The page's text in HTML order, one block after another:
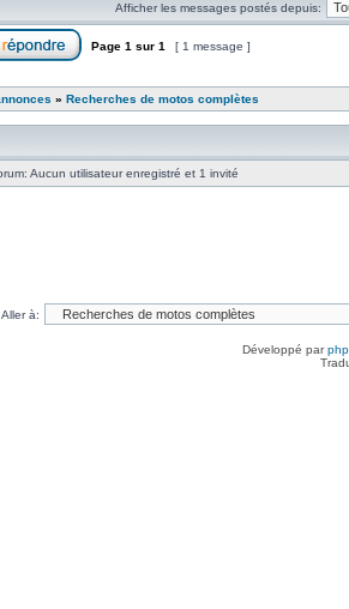
Afficher les messages postés depuis:
Page 1 sur 1 [ 1 message ]
» Recherches de motos complètes
Aucun utilisateur enregistré et 1 invité
Aller à:
Développé par